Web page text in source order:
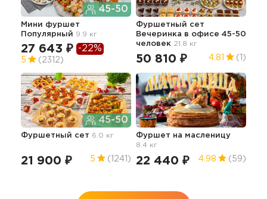
45-50
Мини фуршет
Популярный 9.9 кг
27 643 ₽ -22%
5 (2312)
Фуршетный сет
Вечеринка в офисе 45-50
человек 21.8 кг
50 810 ₽ 4.81 (1)
45-50
Фуршетный сет 6.0 кг
21 900 ₽ 5 (1241)
Фуршет на масленицу
8.4 кг
22 440 ₽ 4.98 (59)